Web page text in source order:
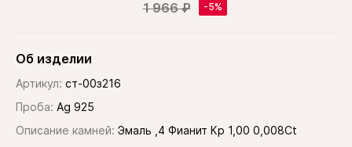
1 966 ₽
Об изделии
Артикул: ст-00з216
Проба: Ag 925
Описание камней: Эмаль ,4 Фианит Кр 1,00 0,008Ct